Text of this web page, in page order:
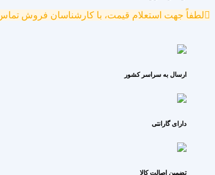
لطفاً جهت استعلام قیمت، با کارشناسان فروش تماس بگیرید : ۷۷۷۰۴۶۵۲ -
ارسال به سراسر کشور
دارای گارانتی
تضمین اصالت کالا